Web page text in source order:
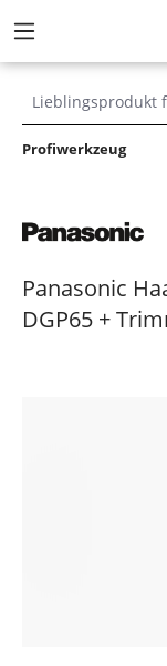
springen
Profiwerkzeug
Panasonic
DGP65 +